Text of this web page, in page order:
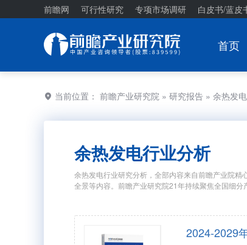
前瞻网 可行性研究 专项市场调研 白皮书/蓝皮
首页
当前位置： 前瞻产业研究院 » 研究报告 » 余热发
余热发电行业分析
余热发电行业研究分析，全部内容来自前瞻产业院
全景等内容。前瞻产业研究院21年持续聚焦全国细
2024-2029